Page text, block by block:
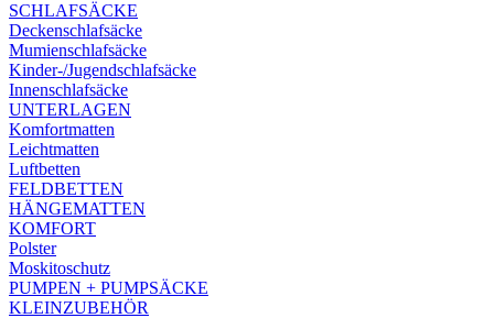
SCHLAFSÄCKE
Deckenschlafsäcke
Mumienschlafsäcke
Kinder-/Jugendschlafsäcke
Innenschlafsäcke
UNTERLAGEN
Komfortmatten
Leichtmatten
Luftbetten
FELDBETTEN
HÄNGEMATTEN
KOMFORT
Polster
Moskitoschutz
PUMPEN + PUMPSÄCKE
KLEINZUBEHÖR